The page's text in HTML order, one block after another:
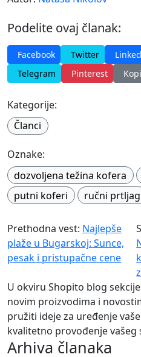
Podelite ovaj članak:
Facebook Twitter
Telegram
Pinterest
Kategorije:
Članci
Oznake:
dozvoljena težina kofera
putni koferi
ručni prtljag
Prethodna vest: Najlepše
plaže u Bugarskoj: Sunce,
pesak i pristupačne cene
U okviru Shopito blog
novim proizvodima i
pružiti ideje za uređenje
kvalitetno provođenje
Arhiva članaka